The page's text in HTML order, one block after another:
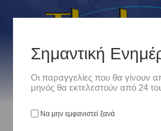
Σημαντική
Οι παραγγελίες που θα γίνουν
μηνός θα εκτελεστούν από 24
Να μην εμφανιστεί ξανά